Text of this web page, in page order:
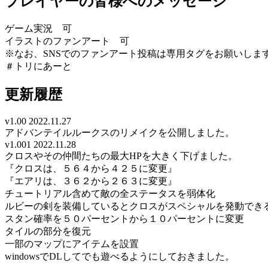
ゲーム実況 可
イラストのファンアート 可
※なお、SNSでのファンアート投稿は専用タグをお願いしま
＃トリにあーと
更新履歴
v1.00 2022.11.27
アドバンテイルルークスのリメイクを公開しました。
v1.001 2022.11.28
クロスやその仲間たちの最大HPを大きく下げました。
『クロスは、５６４から４２５に変更』
『エアリは、３６２から２６３に変更』
チュートリアル含めて敵の全ステータスを弱体化
ルビーの剣を装備しているとクロスがスペシャルを発動でき
スタン確率を５０パーセントから１０パーセントに変更
タイルの部分を復元
一部のマップにアイテムを設置
windowsでDLしてでも遊べるようにしておきました。